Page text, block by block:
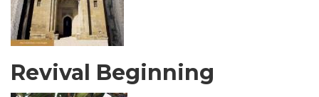
Revival Beginning